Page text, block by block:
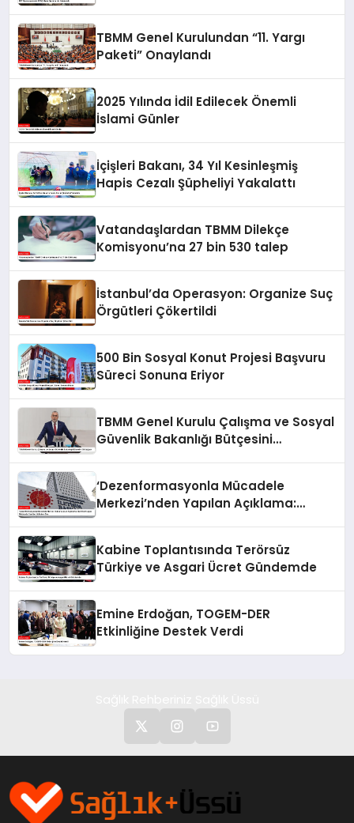
TBMM Genel Kurulundan “11. Yargı
Paketi” Onaylandı
2025 Yılında İdil Edilecek Önemli
İslami Günler
İçişleri Bakanı, 34 Yıl Kesinleşmiş
Hapis Cezalı Şüpheliyi Yakalattı
Vatandaşlardan TBMM Dilekçe
Komisyonu’na 27 bin 530 talep
İstanbul’da Operasyon: Organize Suç
Örgütleri Çökertildi
500 Bin Sosyal Konut Projesi Başvuru
Süreci Sonuna Eriyor
TBMM Genel Kurulu Çalışma ve Sosyal
Güvenlik Bakanlığı Bütçesini
‘Dezenformasyonla Mücadele
Merkezi’nden Yapılan Açıklama:
Kabine Toplantısında Terörsüz
Türkiye ve Asgari Ücret Gündemde
Emine Erdoğan, TOGEM-DER
Etkinliğine Destek Verdi